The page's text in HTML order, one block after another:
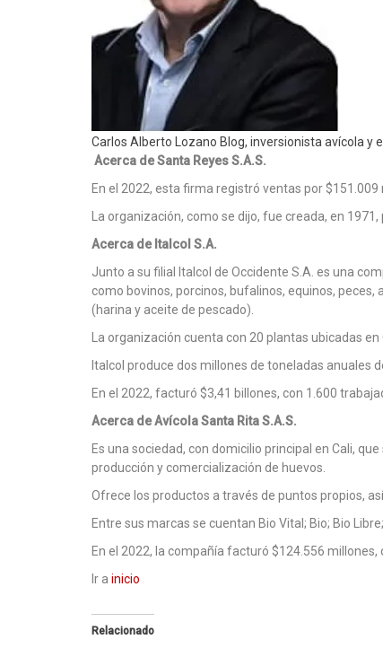
Carlos Alberto Lozano Blog, inversionista avícola y
Acerca de Santa Reyes S.A.S.
En el 2022, esta firma registró ventas por
La organización, como se dijo, fue creada, en
Acerca de Italcol S.A.
Junto a su filial Italcol de Occidente S.A. es una
como bovinos, porcinos, bufalinos, equinos,
(harina y aceite de pescado).
La organización cuenta con 20 plantas ubicadas
Italcol produce dos millones de toneladas anuales
En el 2022, facturó $3,41 billones, con 1.600
Acerca de Avícola Santa Rita S.A.S.
Es una sociedad, con domicilio principal en Cali,
producción y comercialización de huevos.
Ofrece los productos a través de puntos propios,
Entre sus marcas se cuentan Bio Vital; Bio; Bio
En el 2022, la compañía facturó $124.556
Ir a inicio
Relacionado